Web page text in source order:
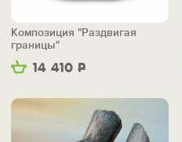
14 410 Р
Композиция "Раздвигая
границы"